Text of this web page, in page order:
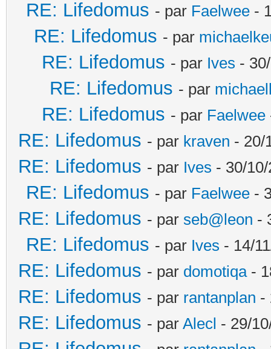
RE: Lifedomus - par Faelwee -
RE: Lifedomus - par
RE: Lifedomus - par Ives -
RE: Lifedomus - par
RE: Lifedomus - par Faelwee
RE: Lifedomus - par kraven - 20/
RE: Lifedomus - par Ives - 30/
RE: Lifedomus - par Faelwee -
RE: Lifedomus - par seb@leon -
RE: Lifedomus - par Ives - 14/
RE: Lifedomus - par domotiqa-
RE: Lifedomus - par rantanplan -
RE: Lifedomus - par Alecl - 29/